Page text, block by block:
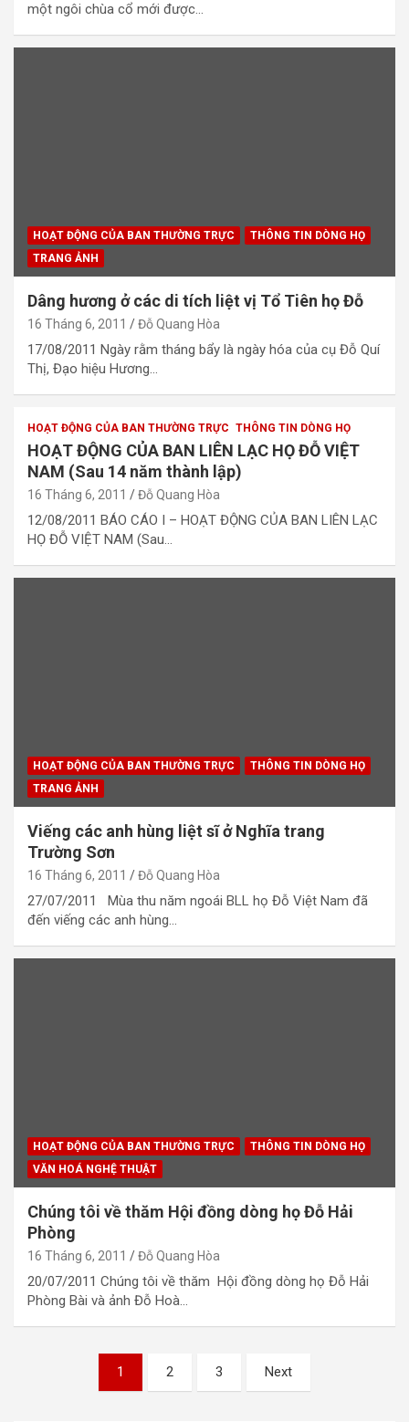
một ngôi chùa cổ mới được…
HOẠT ĐỘNG CỦA BAN THƯỜNG TRỰC
THÔNG TIN DÒNG HỌ
TRANG ẢNH
Dâng hương ở các di tích liệt vị Tổ Tiên họ Đỗ
16 Tháng 6, 2011 Đỗ Quang Hòa
17/08/2011 Ngày rằm tháng bẩy là ngày hóa của cụ Đỗ Quí
Thị, Đạo hiệu Hương…
HOẠT ĐỘNG CỦA BAN THƯỜNG TRỰC THÔNG TIN DÒNG HỌ
HOẠT ĐỘNG CỦA BAN LIÊN LẠC HỌ ĐỖ VIỆT
NAM (Sau 14 năm thành lập)
16 Tháng 6, 2011 Đỗ Quang Hòa
12/08/2011 BÁO CÁO I – HOẠT ĐỘNG CỦA BAN LIÊN LẠC
HỌ ĐỖ VIỆT NAM (Sau…
HOẠT ĐỘNG CỦA BAN THƯỜNG TRỰC
THÔNG TIN DÒNG HỌ
TRANG ẢNH
Viếng các anh hùng liệt sĩ ở Nghĩa trang
Trường Sơn
16 Tháng 6, 2011 Đỗ Quang Hòa
27/07/2011 Mùa thu năm ngoái BLL họ Đỗ Việt Nam đã
đến viếng các anh hùng…
HOẠT ĐỘNG CỦA BAN THƯỜNG TRỰC
THÔNG TIN DÒNG HỌ
VĂN HOÁ NGHỆ THUẬT
Chúng tôi về thăm Hội đồng dòng họ Đỗ Hải
Phòng
16 Tháng 6, 2011 Đỗ Quang Hòa
20/07/2011 Chúng tôi về thăm Hội đồng dòng họ Đỗ Hải
Phòng Bài và ảnh Đỗ Hoà…
1 2 3 Next